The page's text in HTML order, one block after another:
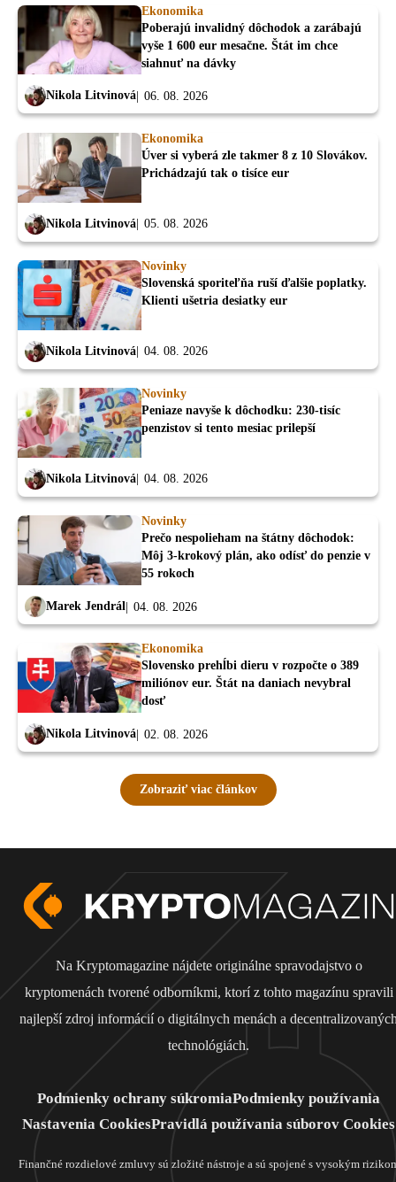
Ekonomika
Poberajú invalidný dôchodok a zarábajú
vyše 1 600 eur mesačne. Štát im chce
siahnuť na dávky
Nikola Litvinová 06. 08. 2026
Ekonomika
Úver si vyberá zle takmer 8 z 10 Slovákov.
Prichádzajú tak o tisíce eur
Nikola Litvinová 05. 08. 2026
Novinky
Slovenská sporiteľňa ruší ďalšie poplatky.
Klienti ušetria desiatky eur
Nikola Litvinová 04. 08. 2026
Novinky
Peniaze navyše k dôchodku: 230-tisíc
penzistov si tento mesiac prilepší
Nikola Litvinová 04. 08. 2026
Novinky
Prečo nespolieham na štátny dôchodok:
Môj 3-krokový plán, ako odísť do penzie v
55 rokoch
Marek Jendrál 04. 08. 2026
Ekonomika
Slovensko prehĺbi dieru v rozpočte o 389
miliónov eur. Štát na daniach nevybral
dosť
Nikola Litvinová 02. 08. 2026
Zobraziť viac článkov
Na Kryptomagazine nájdete originálne spravodajstvo o
kryptomenách tvorené odborníkmi, ktorí z tohto magazínu spravili
najlepší zdroj informácií o digitálnych menách a
technológiách.
Podmienky ochrany súkromiaPodmienky používania
Nastavenia CookiesPravidlá používania súborov Cookies
Finančné rozdielové zmluvy sú zložité nástroje a sú spojené s vysokým